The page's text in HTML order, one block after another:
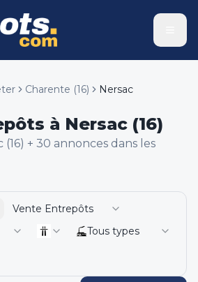
Charente (16) Nersac
à Nersac (16)
(16) + 30 annonces dans les
Vente Entrepôts
Tous types